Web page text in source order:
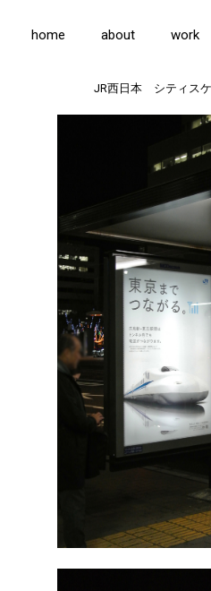
home about work
JR西日本 シティス